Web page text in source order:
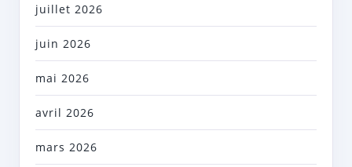
juillet 2026
juin 2026
mai 2026
avril 2026
mars 2026